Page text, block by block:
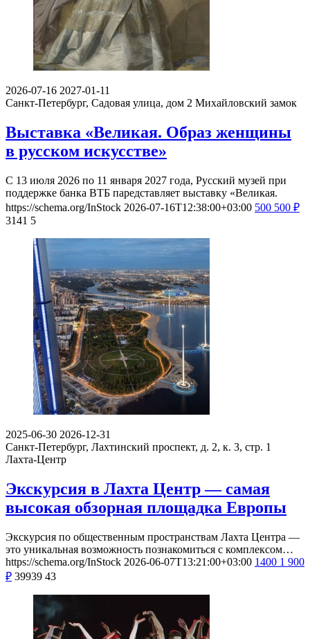
2026-07-16 2027-01-11
Санкт-Петербург, Садовая улица, дом 2 Михайловский замок
Выставка «Великая. Образ женщины
в русском искусстве»
С 13 июля 2026 по 11 января 2027 года, Русский музей при
поддержке банка ВТБ паредставляет выставку «Великая.
https://schema.org/InStock 2026-07-16T12:38:00+03:00 500 500 ₽
3141 5
2025-06-30 2026-12-31
Санкт-Петербург, Лахтинский проспект, д. 2, к. 3, стр. 1
Лахта-Центр
Экскурсия в Лахта Центр — самая
высокая обзорная площадка Европы
Экскурсия по общественным пространствам Лахта Центра —
это уникальная возможность познакомиться с комплексом…
https://schema.org/InStock 2026-06-07T13:21:00+03:00 1400 1 900
₽ 39939 43